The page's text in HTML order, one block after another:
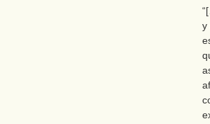
y